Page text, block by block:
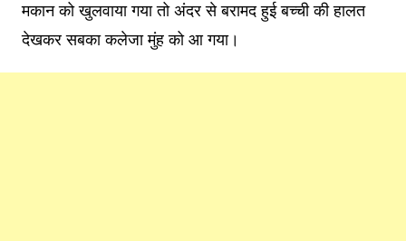
मकान को खुलवाया गया तो अंदर से बरामद हुई बच्ची की हालत
देखकर सबका कलेजा मुंह को आ गया।